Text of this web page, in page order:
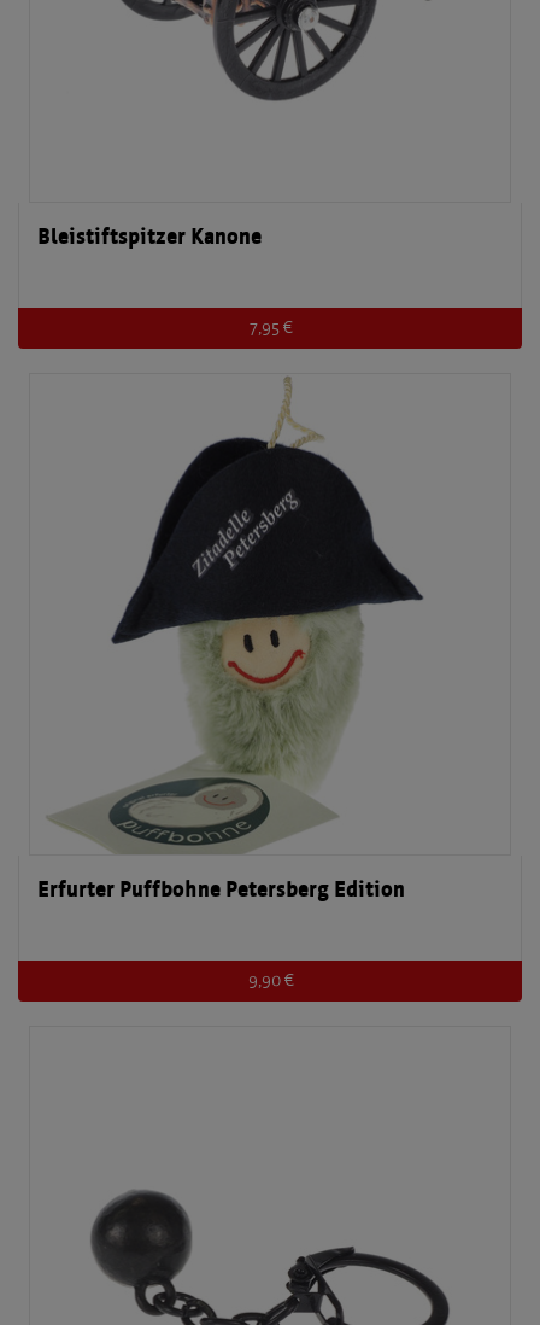
Bleistiftspitzer Kanone
7,95 €
Erfurter Puffbohne Petersberg Edition
9,90 €